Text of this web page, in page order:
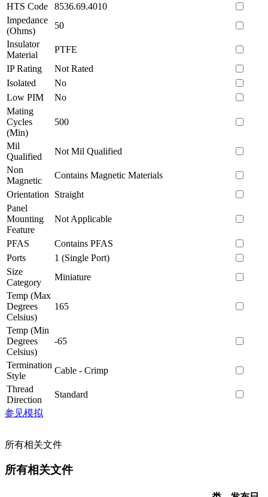
HTS Code
8536.69.4010
Impedance
(Ohms)
50
Insulator
Material
PTFE
IP Rating
Not Rated
Isolated
No
Low PIM
No
Mating
Cycles
(Min)
500
Mil
Qualified
Not Mil Qualified
Non
Magnetic
Contains Magnetic Materials
Orientation
Straight
Panel
Mounting
Feature
Not Applicable
PFAS
Contains PFAS
Ports
1 (Single Port)
Size
Category
Miniature
Temp (Max
Degrees
Celsius)
165
Temp (Min
Degrees
Celsius)
-65
Termination
Style
Cable - Crimp
Thread
Direction
Standard
参见模拟
所有相关文件
所有相关文件